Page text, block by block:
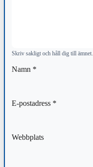
Skriv sakligt och håll dig till ämnet.
Namn *
E-postadress *
Webbplats